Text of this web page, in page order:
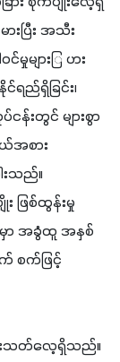
ားပြီး အသီး
မှုများြ ပား
ရည်ရှိခြင်း၊
ငန်းတွင် များစွာ
အစား
းသည်။
ဖြစ်ထွန်းမှု
မှာ အခွံထူ အနှစ်
စက်ဖြင့်
းသတ်လေ့ရှိသည်။